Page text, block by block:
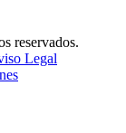
reservados.
Legal